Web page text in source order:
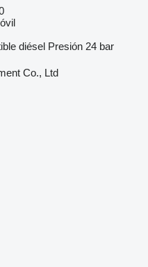
diésel Presión 24 bar
Co., Ltd